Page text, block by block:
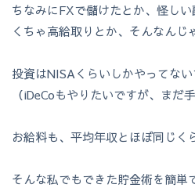
ちなみにFXで儲けたとか、怪し
くちゃ高給取りとか、そんなんじ
投資はNISAくらいしかやってない
（iDeCoもやりたいですが、まだ
お給料も、平均年収とほぼ同じく
そんな私でもできた貯金術を簡単